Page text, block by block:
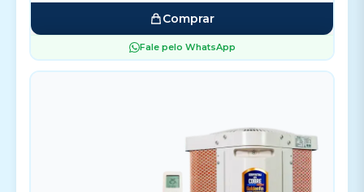
Comprar
Fale pelo WhatsApp